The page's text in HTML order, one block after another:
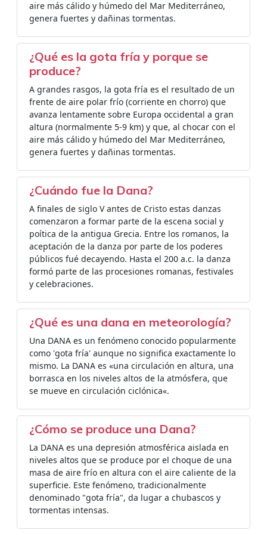
aire más cálido y húmedo del Mar Mediterráneo,
genera fuertes y dañinas tormentas.
¿Qué es la gota fría y porque se
produce?
A grandes rasgos, la gota fría es el resultado de un
frente de aire polar frío (corriente en chorro) que
avanza lentamente sobre Europa occidental a gran
altura (normalmente 5-9 km) y que, al chocar con el
aire más cálido y húmedo del Mar Mediterráneo,
genera fuertes y dañinas tormentas.
¿Cuándo fue la Dana?
A finales de siglo V antes de Cristo estas danzas
comenzaron a formar parte de la escena social y
poítica de la antigua Grecia. Entre los romanos, la
aceptación de la danza por parte de los poderes
públicos fué decayendo. Hasta el 200 a.c. la danza
formó parte de las procesiones romanas, festivales
y celebraciones.
¿Qué es una dana en meteorología?
Una DANA es un fenómeno conocido popularmente
como 'gota fría' aunque no significa exactamente lo
mismo. La DANA es «una circulación en altura, una
borrasca en los niveles altos de la atmósfera, que
se mueve en circulación ciclónica«.
¿Cómo se produce una Dana?
La DANA es una depresión atmosférica aislada en
niveles altos que se produce por el choque de una
masa de aire frío en altura con el aire caliente de la
superficie. Este fenómeno, tradicionalmente
denominado "gota fría", da lugar a chubascos y
tormentas intensas.